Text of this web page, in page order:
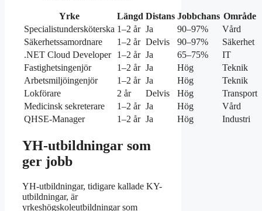
Yrke Längd Distans Jobbchans Område
Specialistundersköterska 1–2 år Ja 90–97%
Vård
Säkerhetssamordnare
1–2 år Delvis 90–97%
Säkerhet
.NET Cloud Developer
1–2 år Ja 65–75%
IT
Fastighetsingenjör
1–2 år Ja Hög
Teknik
Arbetsmiljöingenjör
1–2 år Ja Hög
Teknik
Lokförare
2 år Delvis Hög
Transport
Medicinsk sekreterare
1–2 år Ja Hög
Vård
QHSE-Manager
1–2 år Ja Hög Industri
YH-utbildningar som
ger jobb
YH-utbildningar, tidigare kallade KY-
utbildningar, är
yrkeshögskoleutbildningar som